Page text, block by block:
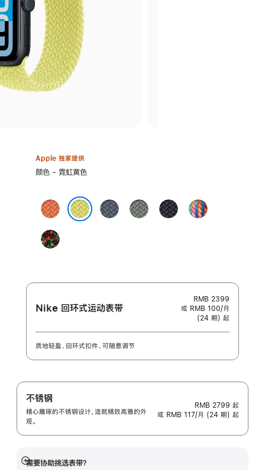
Apple 独家提供
选
色:
颜色 - 霓虹黄色
姜
黄
末
色
铁
锚
灰
绿
午
夜
彩
虹
Black
Unity
Connection
Nike 回环式运动表带
RMB 2399
或 RMB 100/月
(24 期) 起
质地轻盈、回环式扣件、可随意调节
不锈钢
精心雕琢的不锈钢设计，造就精致高雅的外
观。
RMB 2799 起
或 RMB 117/月 (24 期) 起
需要协助挑选表带？
展